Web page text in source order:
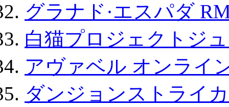
グラナド·エスパダ
白猫プロジェクトジ
アヴァベル オンライ
ダンジョンストライ